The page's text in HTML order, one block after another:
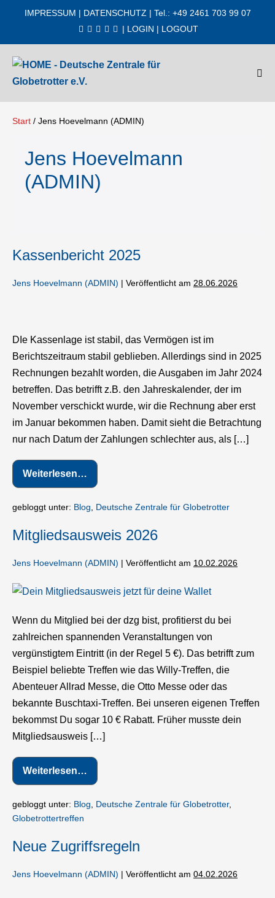
IMPRESSUM | DATENSCHUTZ | Tel.: +49 2461 703 99 07
| LOGIN | LOGOUT
Start / Jens Hoevelmann (ADMIN)
Jens Hoevelmann
(ADMIN)
Kassenbericht 2025
Jens Hoevelmann (ADMIN) | Veröffentlicht am 28.06.2026
DIe Kassenlage ist stabil, das Vermögen ist im
Berichtszeitraum stabil geblieben. Allerdings sind in 2025
Rechnungen bezahlt worden, die Ausgaben im Jahr 2024
betreffen. Das betrifft z.B. den Jahreskalender, der im
November verschickt wurde, wir die Rechnung aber erst
im Januar bekommen haben. Damit sieht die Betrachtung
nur nach Datum der Zahlungen schlechter aus, als […]
Weiterlesen…Kassenbericht
2025
gebloggt unter: Blog Deutsche Zentrale für Globetrotter
Mitgliedsausweis 2026
Jens Hoevelmann (ADMIN) | Veröffentlicht am 10.02.2026
Mitgliedsausweis
Wenn du Mitglied bei der dzg bist, profitierst du bei
zahlreichen spannenden Veranstaltungen von
vergünstigtem Eintritt (in der Regel 5 €). Das betrifft zum
Beispiel beliebte Treffen wie das Willy-Treffen, die
Abenteuer Allrad Messe, die Otto Messe oder das
bekannte Buschtaxi-Treffen. Bei unseren eigenen Treffen
bekommst Du sogar 10 € Rabatt. Früher musste dein
Mitgliedsausweis […]
Weiterlesen…Mitgliedsausweis
2026
gebloggt unter: Blog, Deutsche Zentrale für Globetrotter,
Globetrottertreffen
Neue Zugriffsregeln
Jens Hoevelmann (ADMIN) | Veröffentlicht am 04.02.2026